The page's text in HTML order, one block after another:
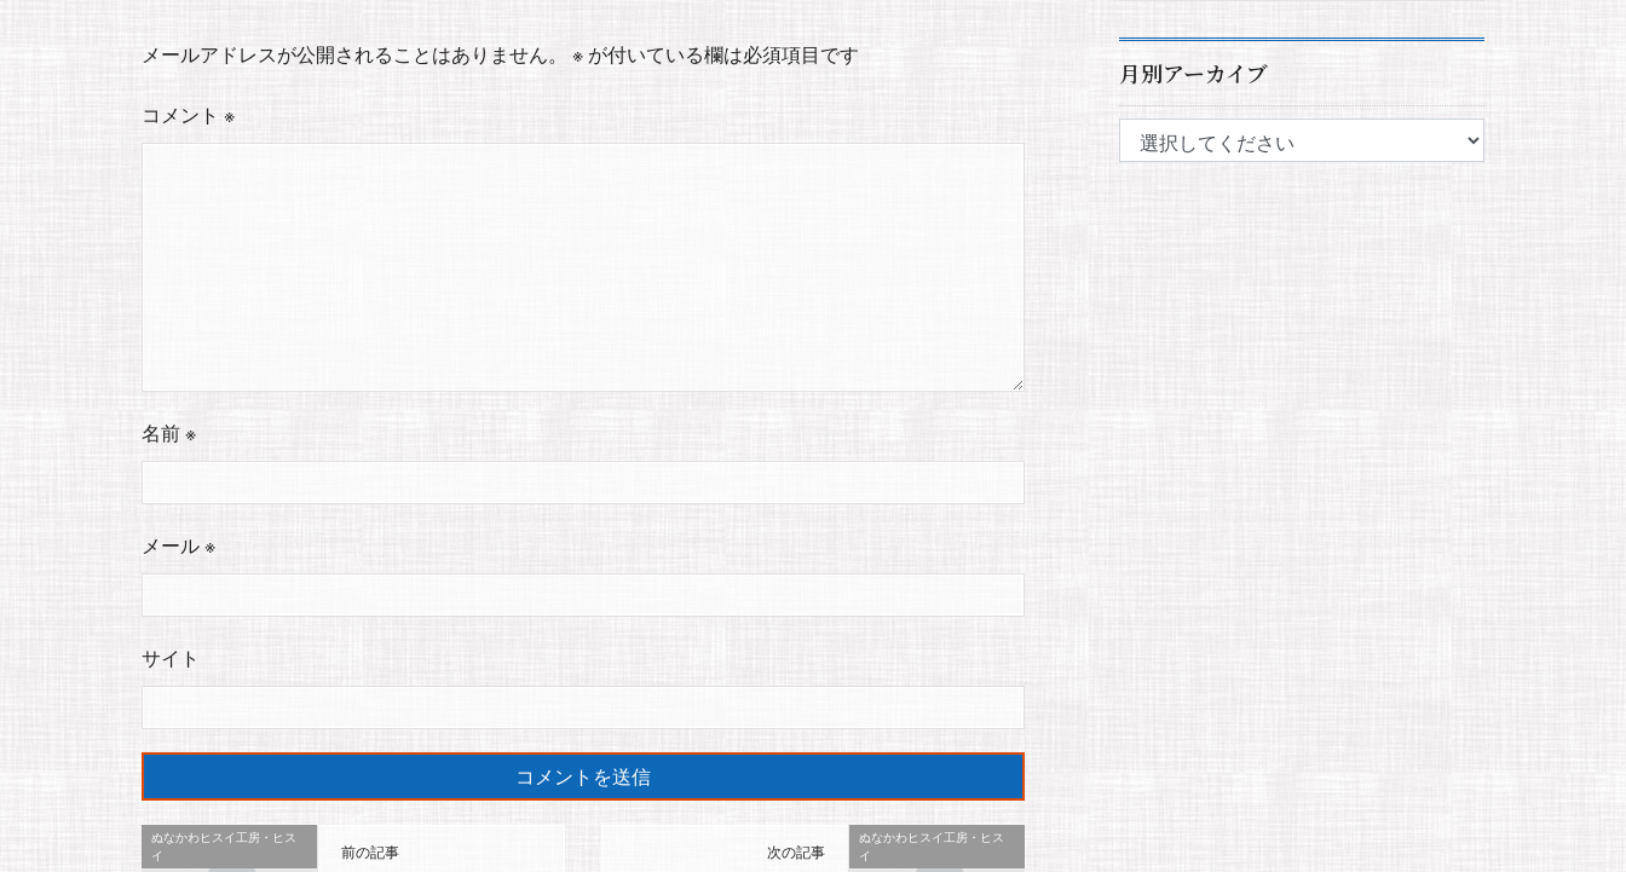
メールアドレスが公開されることはありません。 ※ が付いている欄は必須項目です
コメント ※
名前※
メール※
サイト
ぬなかわヒスイ工房・ヒス
イ
前の記事
ぬなかわヒスイ工房・ヒス
イ
次の記事
月別アーカイブ